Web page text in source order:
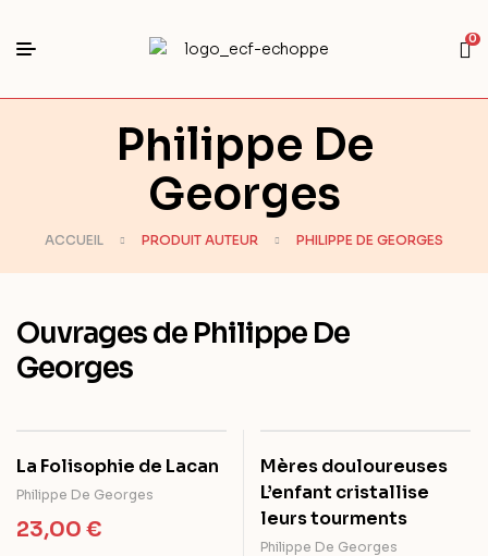
0
Philippe De
Georges
ACCUEIL PRODUIT AUTEUR PHILIPPE DE GEORGES
Ouvrages de Philippe De
Georges
La Folisophie de Lacan
Philippe De Georges
23,00 €
Mères douloureuses
L’enfant cristallise
leurs tourments
Philippe De Georges